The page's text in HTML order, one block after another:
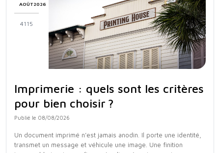
AOÛT2026
4115
Imprimerie : quels sont les critères
pour bien choisir ?
Publié le 08/08/2026
Un document imprimé n’est jamais anodin. Il porte une identité,
transmet un message et véhicule une image. Une finition